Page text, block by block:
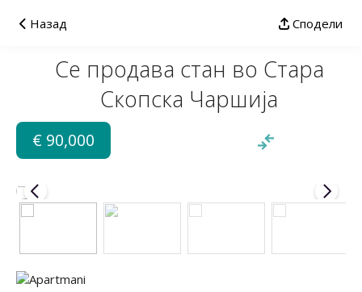
Назад Сподели
Се продава стан во Стара
Скопска Чаршија
€ 90,000